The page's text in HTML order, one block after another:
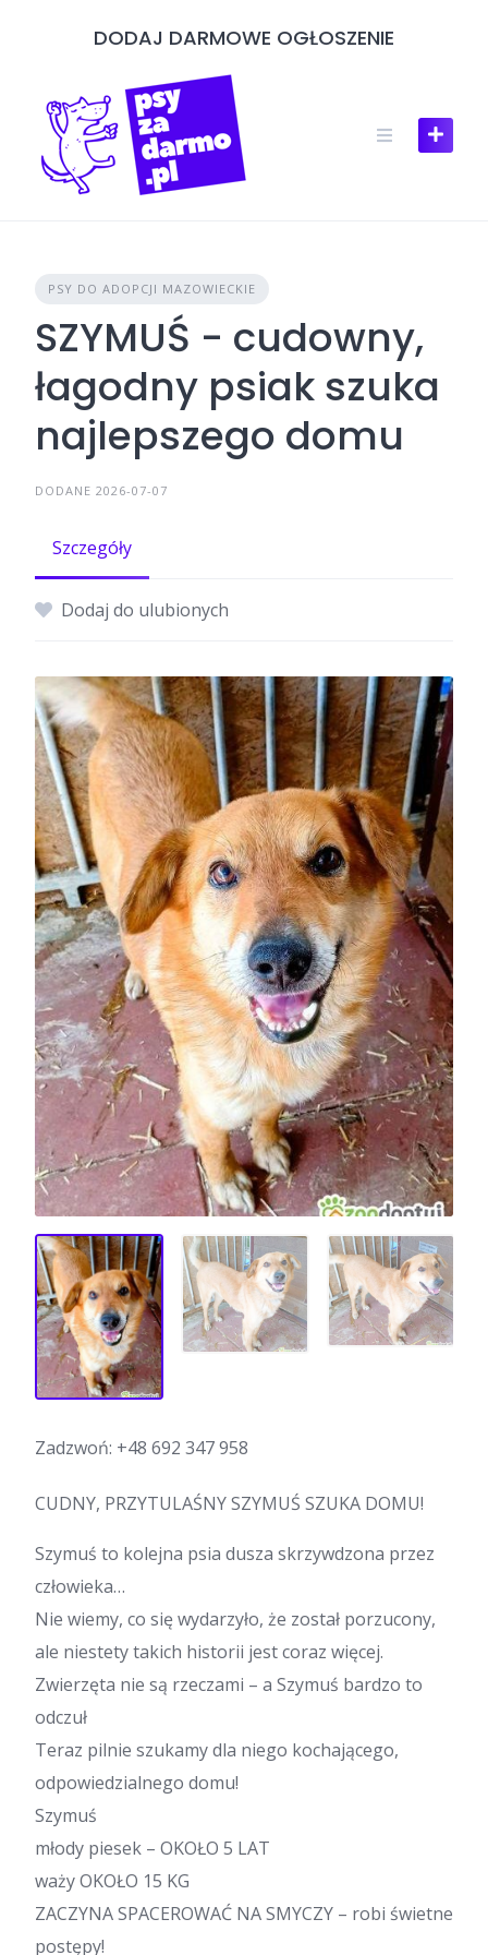
DODAJ DARMOWE OGŁOSZENIE
PSY DO ADOPCJI MAZOWIECKIE
SZYMUŚ - cudowny,
łagodny psiak szuka
najlepszego domu
DODANE 2026-07-07
Szczegóły
Dodaj do ulubionych
Zadzwoń: +48 692 347 958
CUDNY, PRZYTULAŚNY SZYMUŚ SZUKA DOMU!
Szymuś to kolejna psia dusza skrzywdzona przez
człowieka…
Nie wiemy, co się wydarzyło, że został porzucony,
ale niestety takich historii jest coraz więcej.
Zwierzęta nie są rzeczami – a Szymuś bardzo to
odczuł
Teraz pilnie szukamy dla niego kochającego,
odpowiedzialnego domu!
Szymuś
młody piesek – OKOŁO 5 LAT
waży OKOŁO 15 KG
ZACZYNA SPACEROWAĆ NA SMYCZY – robi świetne
postępy!